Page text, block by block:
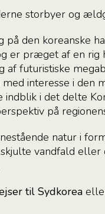
storbyer og
på den koreanske
er præget af en rig
af futuristiske
med interesse i
indblik i det delte
på
natur i
vandfald
til Sydkorea